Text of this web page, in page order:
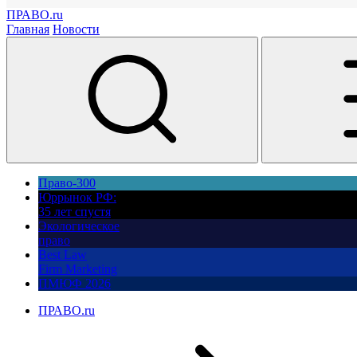
ПРАВО.ru
Главная Новости
Право-300
Юррынок РФ:
35 лет спустя
Экологическое
право
Best Law
Firm Marketing
ПМЮФ 2026
ПРАВО.ru